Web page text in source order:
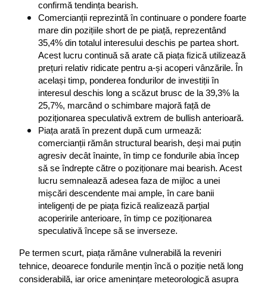
confirmă tendința bearish.
Comercianții reprezintă în continuare o pondere foarte
mare din pozițiile short de pe piață, reprezentând
35,4% din totalul interesului deschis pe partea short.
Acest lucru continuă să arate că piața fizică utilizează
prețuri relativ ridicate pentru a-și acoperi vânzările. În
același timp, ponderea fondurilor de investiții în
interesul deschis long a scăzut brusc de la 39,3% la
25,7%, marcând o schimbare majoră față de
poziționarea speculativă extrem de bullish anterioară.
Piața arată în prezent după cum urmează:
comercianții rămân structural bearish, deși mai puțin
agresiv decât înainte, în timp ce fondurile abia încep
să se îndrepte către o poziționare mai bearish. Acest
lucru semnalează adesea faza de mijloc a unei
mișcări descendente mai ample, în care banii
inteligenți de pe piața fizică realizează parțial
acoperirile anterioare, în timp ce poziționarea
speculativă începe să se inverseze.
Pe termen scurt, piața rămâne vulnerabilă la reveniri
tehnice, deoarece fondurile mențin încă o poziție netă long
considerabilă, iar orice amenințare meteorologică asupra